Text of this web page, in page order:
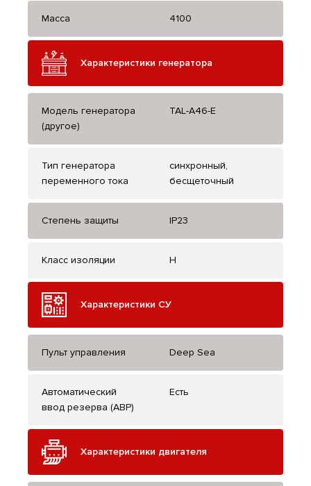
Масса 4100
Характеристики генератора
Модель генератора
(другое)
TAL-A46-E
Тип генератора
переменного тока
синхронный,
бесщеточный
Степень защиты IP23
Класс изоляции H
Характеристики СУ
Пульт управления Deep Sea
Автоматический
ввод резерва (АВР)
Есть
Характеристики двигателя